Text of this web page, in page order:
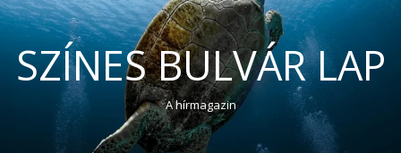
SZÍNES BULVÁR LAP
A hírmagazin